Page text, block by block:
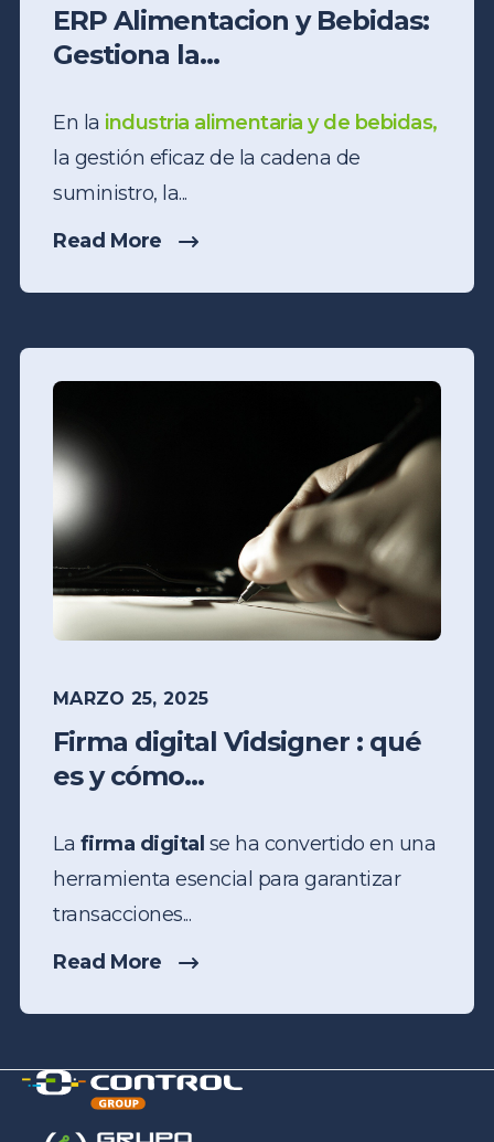
ERP Alimentacion y Bebidas:
Gestiona la...
En la industria alimentaria y de bebidas,
la gestión eficaz de la cadena de
suministro, la...
Read More
MARZO 25, 2025
Firma digital Vidsigner : qué
es y cómo...
La firma digital se ha convertido en una
herramienta esencial para garantizar
transacciones...
Read More